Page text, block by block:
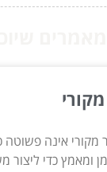
מקורי אינה
ומאמץ כדי ליצור